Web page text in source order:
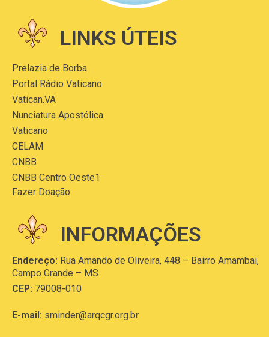
LINKS ÚTEIS
Prelazia de Borba
Portal Rádio Vaticano
Vatican.VA
Nunciatura Apostólica
Vaticano
CELAM
CNBB
CNBB Centro Oeste1
Fazer Doação
INFORMAÇÕES
Endereço: Rua Amando de Oliveira, 448 – Bairro Amambai,
Campo Grande – MS
CEP: 79008-010
E-mail: sminder@arqcgr.org.br